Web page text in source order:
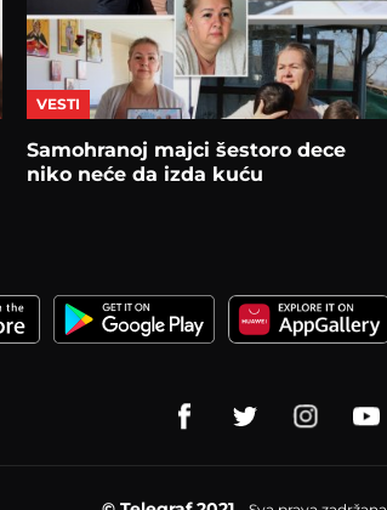
VESTI
Samohranoj majci šestoro dece
niko neće da izda kuću